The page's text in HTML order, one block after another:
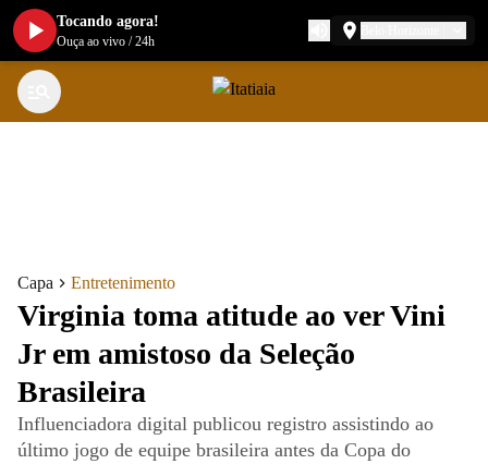
Capa Entretenimento
Virginia toma atitude ao ver Vini
Jr em amistoso da Seleção
Brasileira
Influenciadora digital publicou registro assistindo ao
último jogo de equipe brasileira antes da Copa do
Tocando agora!
Ouça ao vivo /24h